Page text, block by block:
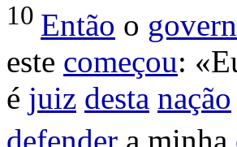
10 Então o
este começou:
é juiz desta nação